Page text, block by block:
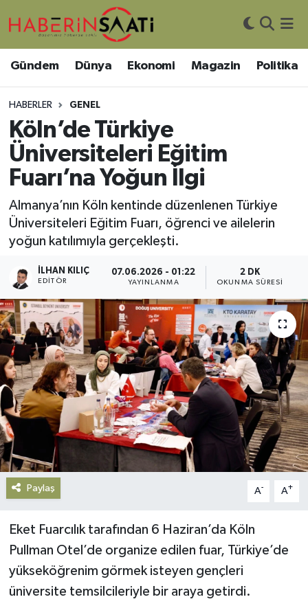
Gündem Dünya Ekonomi Magazin Politika
HABERLER GENEL
Köln’de Türkiye
Üniversiteleri Eğitim
Fuarı’na Yoğun İlgi
Almanya’nın Köln kentinde düzenlenen Türkiye
Üniversiteleri Eğitim Fuarı, öğrenci ve ailelerin
yoğun katılımıyla gerçekleşti.
İLHAN KILIÇ
EDITÖR
07.06.2026 - 01:22
YAYINLANMA
2 DK
OKUNMA SÜRESI
Paylaş A- A+
Eket Fuarcılık tarafından 6 Haziran’da Köln
Pullman Otel’de organize edilen fuar, Türkiye’de
yükseköğrenim görmek isteyen gençleri
üniversite temsilcileriyle bir araya getirdi.
Asayiş
Bilim ve Teknoloji
Çevre
DIŞ HABER
Eğitim
Genel
Gündem
Haberde İnsan
Kültür-Sanat
Magazin
Podcast
Sağlık
Siyaset
Nöbetçi Eczaneler
Hava Durumu
Trafik Durumu
Süper Lig Puan Durumu ve Fikstür
Son Dakika Haberleri